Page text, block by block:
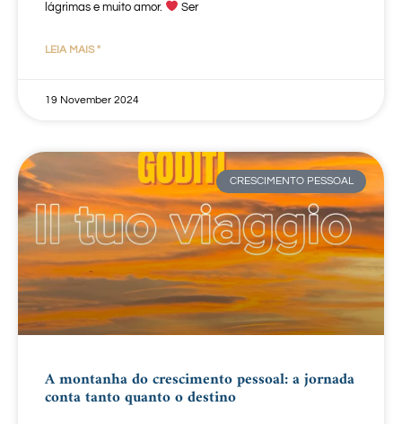
lágrimas e muito amor.
Ser
LEIA MAIS "
19 November 2024
CRESCIMENTO PESSOAL
A montanha do crescimento pessoal: a jornada
conta tanto quanto o destino